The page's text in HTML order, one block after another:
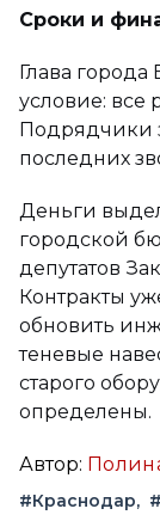
Сроки и
Глава
условие: все
Подрядчики
последних
Деньги
городской
депутатов
Контракты
обновить
теневые
старого
определены.
Автор:
#Краснодар